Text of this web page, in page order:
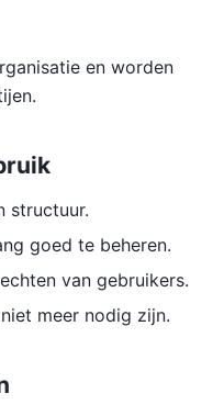
en worden
structuur.
goed te beheren.
van gebruikers.
meer nodig zijn.